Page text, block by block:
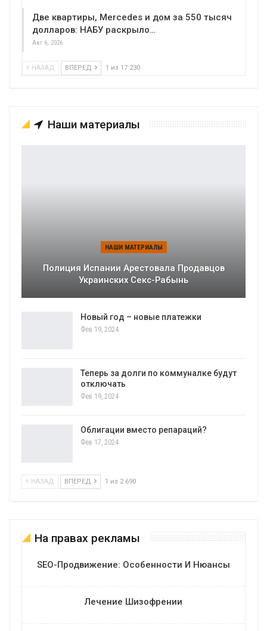
Две квартиры, Mercedes и дом за 550 тысяч
долларов: НАБУ раскрыло…
Авг 6, 2026
НАЗАД ВПЕРЕД 1 из 17 230
Наши материалы
НАШИ МАТЕРИАЛЫ
Полиция Испании Арестовала Продавцов
Украинских Секс-Рабынь
Новый год – новые платежки
Фев 19, 2024
Теперь за долги по коммуналке будут
отключать
Фев 19, 2024
Облигации вместо репараций?
Фев 17, 2024
НАЗАД ВПЕРЕД 1 из 2 690
На правах рекламы
SEO-Продвижение: Особенности И Нюансы
Лечение Шизофрении